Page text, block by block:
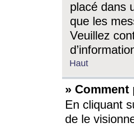
placé dans
que les
Veuillez
Haut
»
En cliquant
de le